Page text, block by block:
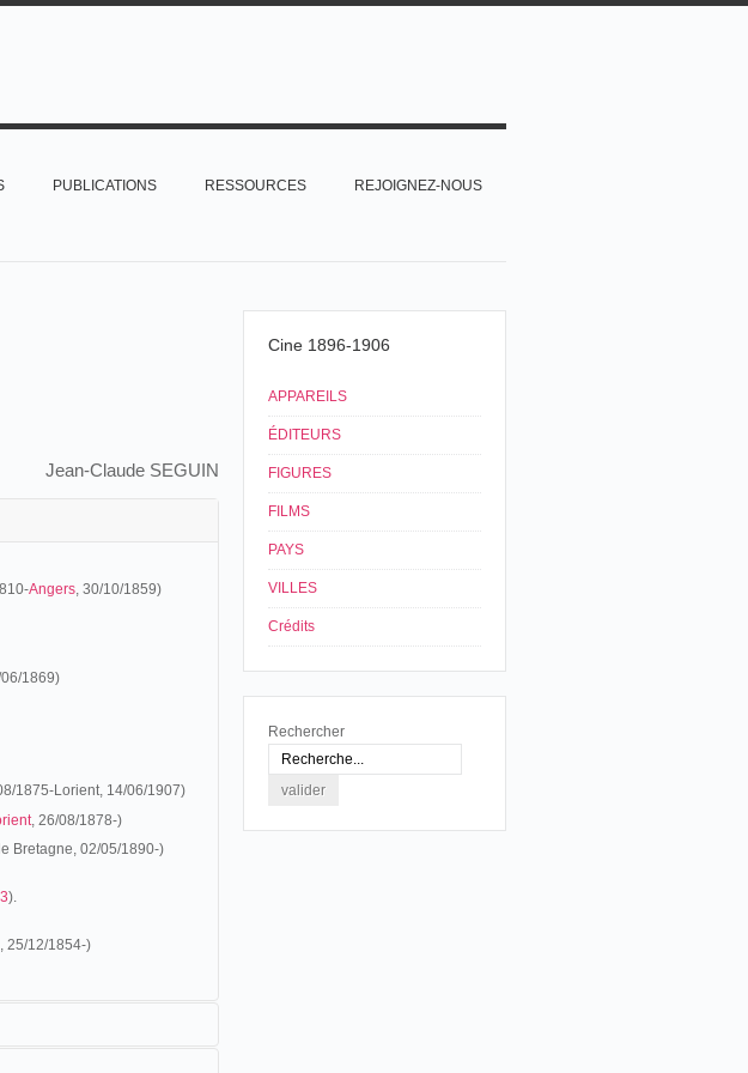
PUBLICATIONS RESSOURCES REJOIGNEZ-NOUS
Jean-Claude SEGUIN
Angers, 30/10/1859)
06/1869)
1875-Lorient, 14/06/1907)
, 26/08/1878-)
Bretagne, 02/05/1890-)
).
25/12/1854-)
Cine 1896-1906
APPAREILS
ÉDITEURS
FIGURES
FILMS
PAYS
VILLES
Crédits
Rechercher